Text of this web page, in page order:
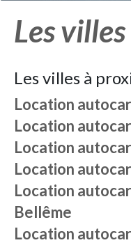
Les
Les villes à
Location autocar
Location autocar
Location autocar
Location autocar
Location autocar
Bellême
Location autocar